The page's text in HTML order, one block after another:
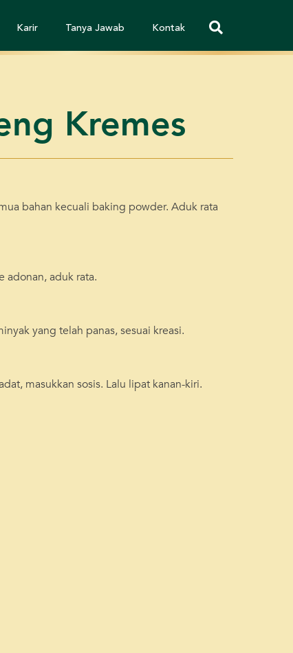
Karir Tanya Jawab Kontak
Kremes
bahan kecuali baking powder. Aduk rata
adonan, aduk rata.
yang telah panas, sesuai kreasi.
masukkan sosis. Lalu lipat kanan-kiri.